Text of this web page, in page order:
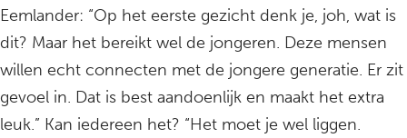
Eemlander: “Op het eerste gezicht denk je, joh, wat is
dit? Maar het bereikt wel de jongeren. Deze mensen
willen echt connecten met de jongere generatie. Er zit
gevoel in. Dat is best aandoenlijk en maakt het extra
leuk.” Kan iedereen het? “Het moet je wel liggen.